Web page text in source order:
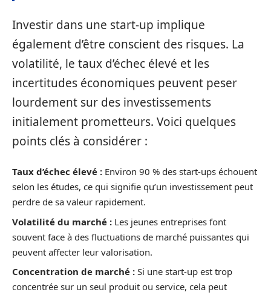
Investir dans une start-up implique
également d’être conscient des risques. La
volatilité, le taux d’échec élevé et les
incertitudes économiques peuvent peser
lourdement sur des investissements
initialement prometteurs. Voici quelques
points clés à considérer :
Taux d’échec élevé : Environ 90 % des start-ups échouent
selon les études, ce qui signifie qu’un investissement peut
perdre de sa valeur rapidement.
Volatilité du marché : Les jeunes entreprises font
souvent face à des fluctuations de marché puissantes qui
peuvent affecter leur valorisation.
Concentration de marché : Si une start-up est trop
concentrée sur un seul produit ou service, cela peut